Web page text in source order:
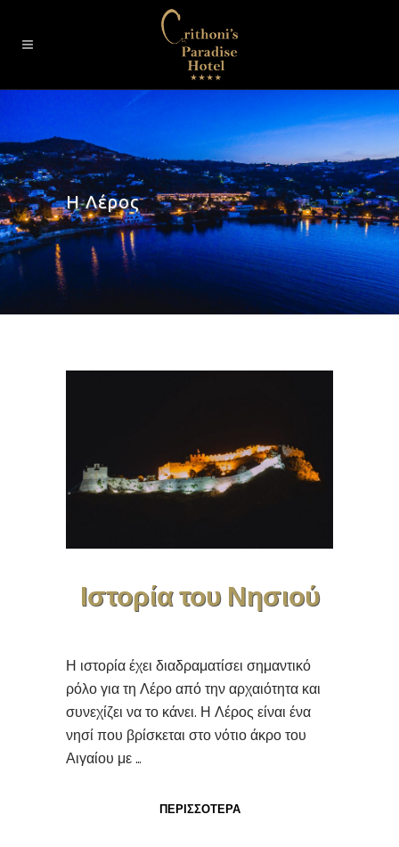
Η Λέρος
Ιστορία του Νησιού
Η ιστορία έχει διαδραματίσει σημαντικό
ρόλο για τη Λέρο από την αρχαιότητα και
συνεχίζει να το κάνει. Η Λέρος είναι ένα
νησί που βρίσκεται στο νότιο άκρο του
Αιγαίου με …
ΠΕΡΙΣΣΟΤΕΡΑ